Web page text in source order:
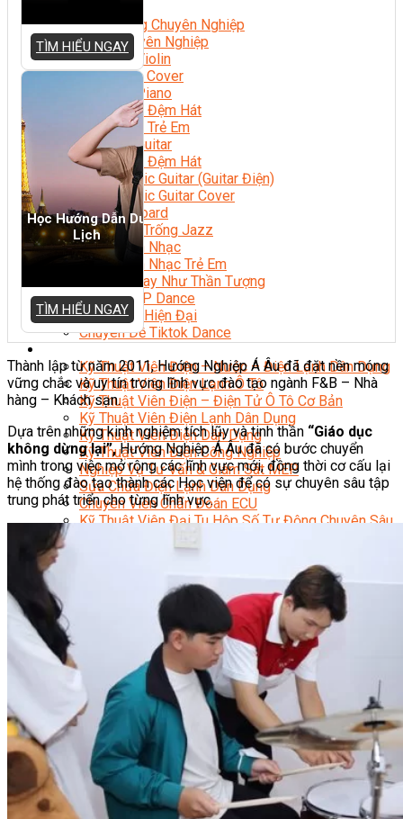
Nhạc Công Chuyên Nghiệp
Ca Sĩ Chuyên Nghiệp
Học Đàn Violin
Học Violin Cover
Học Đàn Piano
Học Piano Đệm Hát
Học Piano Trẻ Em
Học Đàn Guitar
Học Guitar Đệm Hát
Học Electric Guitar (Guitar Điện)
Học Electric Guitar Cover
Học Keyboard
Học Đánh Trống Jazz
Học Thanh Nhạc
Học Thanh Nhạc Trẻ Em
Học Hát Hay Như Thần Tượng
Học K-POP Dance
Học Nhảy Hiện Đại
Chuyên Đề Tiktok Dance
Kỹ Thuật Viên Điện – Nước – Điện Lạnh Dân Dụng
Kỹ Thuật Viên Điện Lạnh Ô Tô
Kỹ Thuật Viên Điện – Điện Tử Ô Tô Cơ Bản
Kỹ Thuật Viên Điện Lạnh Dân Dụng
Kỹ Thuật Viên Điện Dân Dụng
Kỹ Thuật Viên Điện Công Nghiệp
Nghiệp Vụ Tư Vấn & Giám Sát MEP
Sửa Chữa Điện Lạnh Dân Dụng
Chuyên Viên Chẩn Đoán ECU
Kỹ Thuật Viên Đại Tu Hộp Số Tự Động Chuyên Sâu
Thiết Kế Lắp Đặt Hệ Thống Điện Năng Lượng Mặt
Kỹ Thuật Viên Điện Tử Chuyên Ngành Điện – Điện
Lạnh Dân Dụng
Ngành Khác
Quản Trị & Phát Triển Doanh Nghiệp
Giám Đốc Nhân Sự Chuyên Nghiệp
Quản Lý Cấp Trung Chuyên Nghiệp
Công Nghệ Thông Tin
Chuyên Viên Quản Trị Vận Hành Hệ Thống
An Ninh Mạng (Network Security)
Chuyên Viên Quản Trị Hệ Thống Và An Ninh
Mạng
Quản Trị Hệ Thống Linux
Quản Trị Vận Hành Microsoft Azure
Data Analyst (Phân Tích Dữ Liệu)
TÌM HIỂU NGAY
Học Hướng Dẫn Du
Lịch
TÌM HIỂU NGAY
Thành lập từ năm 2011, Hướng Nghiệp Á Âu đã đặt nền móng
vững chắc và uy tín trong lĩnh vực đào tạo ngành F&B – Nhà
hàng – Khách sạn.
Dựa trên những kinh nghiệm tích lũy và tinh thần “Giáo dục
không dừng lại”,Hướng Nghiệp Á Âu đã có bước chuyển
mình trong việc mở rộng các lĩnh vực mới, đồng thời cơ cấu lại
hệ thống đào tạo thành các Học viện để có sự chuyên sâu tập
trung phát triển cho từng lĩnh vực.